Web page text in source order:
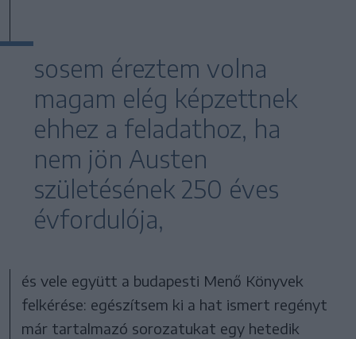
sosem éreztem volna
magam elég képzettnek
ehhez a feladathoz, ha
nem jön Austen
születésének 250 éves
évfordulója,
és vele együtt a budapesti Menő Könyvek
felkérése: egészítsem ki a hat ismert regényt
már tartalmazó sorozatukat egy hetedik